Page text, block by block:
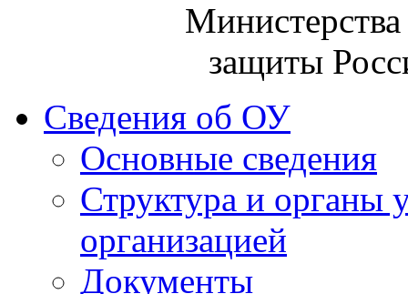
защиты
Сведения об ОУ
Основные сведения
Структура и органы
организацией
Документы